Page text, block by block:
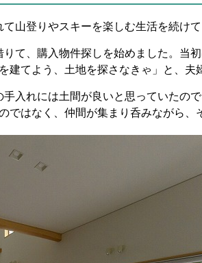
山登りやスキーを楽しむ生活を続け
て、購入物件探しを始めました。
てよう、土地を探さなきゃ」と、夫
入れには土間が良いと思っていた
ではなく、仲間が集まり呑みながら